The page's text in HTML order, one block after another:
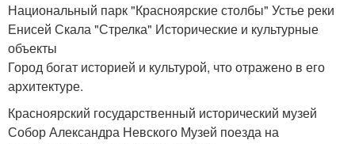
Национальный парк "Красноярские столбы" Устье реки
Енисей Скала "Стрелка" Исторические и культурные
объекты
Город богат историей и культурой, что отражено в его
архитектуре.
Красноярский государственный исторический музей
Собор Александра Невского Музей поезда на